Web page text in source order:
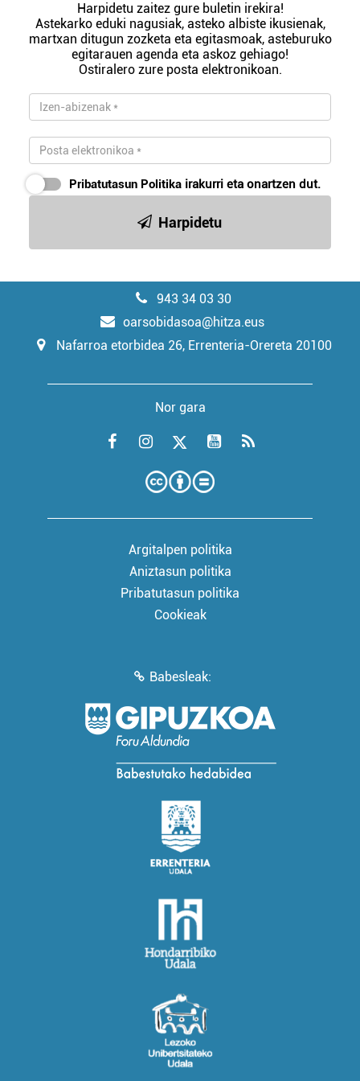
Harpidetu zaitez gure buletin irekira!
Astekarko eduki nagusiak, asteko albiste ikusienak,
martxan ditugun zozketa eta egitasmoak, asteburuko
egitarauen agenda eta askoz gehiago!
Ostiralero zure posta elektronikoan.
Pribatutasun Politika irakurri eta onartzen dut.
Harpidetu
943 34 03 30
oarsobidasoa@hitza.eus
Nafarroa etorbidea 26, Errenteria-Orereta 20100
Nor gara
Argitalpen politika
Aniztasun politika
Pribatutasun politika
Cookieak
Babesleak: